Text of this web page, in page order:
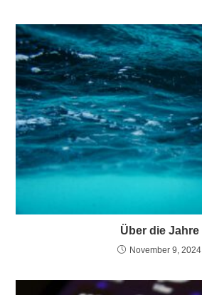
Über die Jahre
November 9, 2024